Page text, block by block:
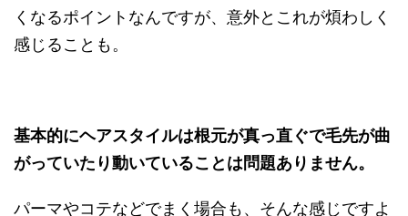
くなるポイントなんですが、意外とこれが煩わしく
感じることも。
基本的にヘアスタイルは根元が真っ直ぐで毛先が曲
がっていたり動いていることは問題ありません。
パーマやコテなどでまく場合も、そんな感じですよ